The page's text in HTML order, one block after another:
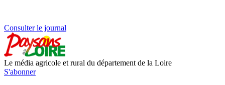
Consulter le journal
Le média agricole et rural du département de la Loire
S'abonner